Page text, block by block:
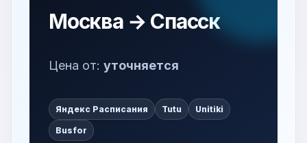
Москва → Спасск
Цена от: уточняется
Яндекс Расписания Tutu Unitiki
Busfor